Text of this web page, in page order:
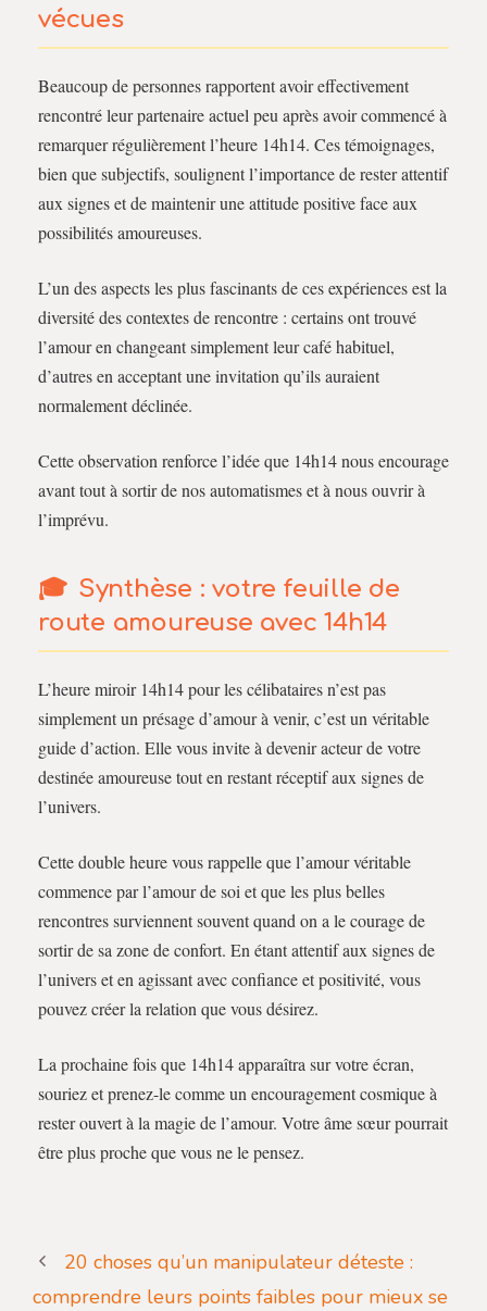
vécues
Beaucoup de personnes rapportent avoir effectivement
rencontré leur partenaire actuel peu après avoir commencé à
remarquer régulièrement l’heure 14h14. Ces témoignages,
bien que subjectifs, soulignent l’importance de rester attentif
aux signes et de maintenir une attitude positive face aux
possibilités amoureuses.
L’un des aspects les plus fascinants de ces expériences est la
diversité des contextes de rencontre : certains ont trouvé
l’amour en changeant simplement leur café habituel,
d’autres en acceptant une invitation qu’ils auraient
normalement déclinée.
Cette observation renforce l’idée que 14h14 nous encourage
avant tout à sortir de nos automatismes et à nous ouvrir à
l’imprévu.
Synthèse : votre feuille de
route amoureuse avec 14h14
L’heure miroir 14h14 pour les célibataires n’est pas
simplement un présage d’amour à venir, c’est un véritable
guide d’action. Elle vous invite à devenir acteur de votre
destinée amoureuse tout en restant réceptif aux signes de
l’univers.
Cette double heure vous rappelle que l’amour véritable
commence par l’amour de soi et que les plus belles
rencontres surviennent souvent quand on a le courage de
sortir de sa zone de confort. En étant attentif aux signes de
l’univers et en agissant avec confiance et positivité, vous
pouvez créer la relation que vous désirez.
La prochaine fois que 14h14 apparaîtra sur votre écran,
souriez et prenez-le comme un encouragement cosmique à
rester ouvert à la magie de l’amour. Votre âme sœur pourrait
être plus proche que vous ne le pensez.
20 choses qu’un manipulateur déteste :
comprendre leurs points faibles pour mieux se